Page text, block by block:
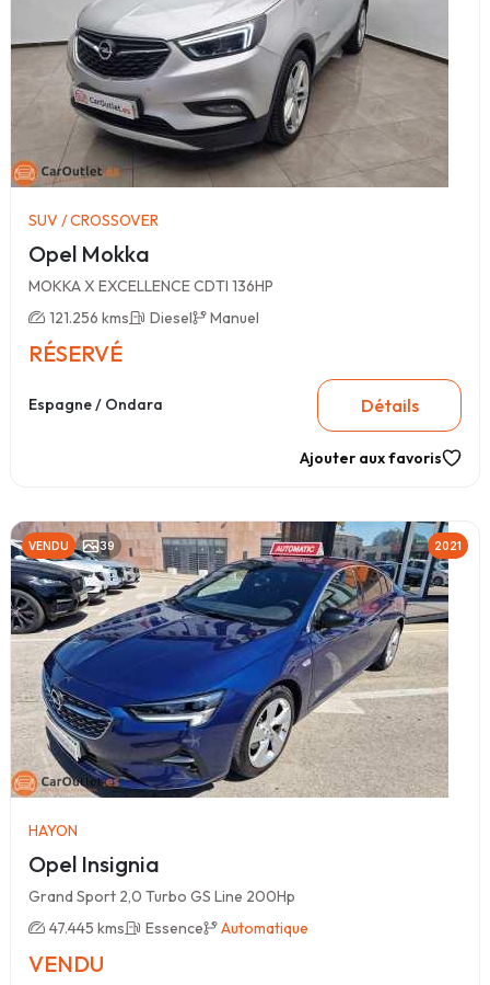
SUV / CROSSOVER
Opel Mokka
MOKKA X EXCELLENCE CDTI 136HP
121.256 kms
Diesel Manuel
RÉSERVÉ
Espagne / Ondara Détails
Ajouter aux favoris
VENDU 39 2021
HAYON
Opel Insignia
Grand Sport 2,0 Turbo GS Line 200Hp
47.445 kms
Essence Automatique
VENDU